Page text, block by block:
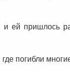
и ей пришлось
погибли